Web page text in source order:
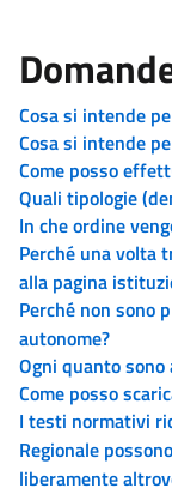
Cosa si intende
Cosa si intende
Come posso
Quali tipologie
In che ordine
Perché una volta
alla pagina
Perché non sono
autonome?
Ogni quanto
Come posso
I testi normativi
Regionale
liberamente